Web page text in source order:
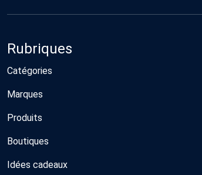
Rubriques
Catégories
Marques
Produits
Boutiques
Idées cadeaux